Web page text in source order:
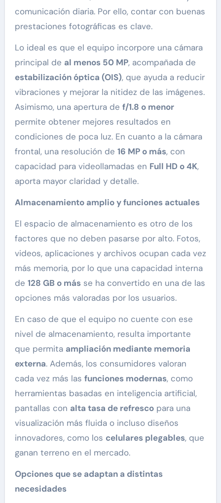
comunicación diaria. Por ello, contar con buenas
prestaciones fotográficas es clave.
Lo ideal es que el equipo incorpore una cámara
principal de al menos 50 MP, acompañada de
estabilización óptica (OIS), que ayuda a reducir
vibraciones y mejorar la nitidez de las imágenes.
Asimismo, una apertura de f/1.8 o menor
permite obtener mejores resultados en
condiciones de poca luz. En cuanto a la cámara
frontal, una resolución de 16 MP o más, con
capacidad para videollamadas en Full HD o 4K,
aporta mayor claridad y detalle.
Almacenamiento amplio y funciones actuales
El espacio de almacenamiento es otro de los
factores que no deben pasarse por alto. Fotos,
videos, aplicaciones y archivos ocupan cada vez
más memoria, por lo que una capacidad interna
de 128 GB o másse ha convertido en una de las
opciones más valoradas por los usuarios.
En caso de que el equipo no cuente con ese
nivel de almacenamiento, resulta importante
que permita ampliación mediante memoria
externa. Además, los consumidores valoran
cada vez más las funciones modernas, como
herramientas basadas en inteligencia artificial,
pantallas con alta tasa de refrescopara una
visualización más fluida o incluso diseños
innovadores, como los celulares plegables, que
ganan terreno en el mercado.
Opciones que se adaptan a distintas
necesidades